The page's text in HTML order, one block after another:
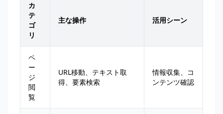
カ
テ
ゴ
リ
主な操作 活用シーン
ペ
ー
ジ
閲
覧
URL移動、テキスト取
得、要素検索
情報収集、コ
ンテンツ確認